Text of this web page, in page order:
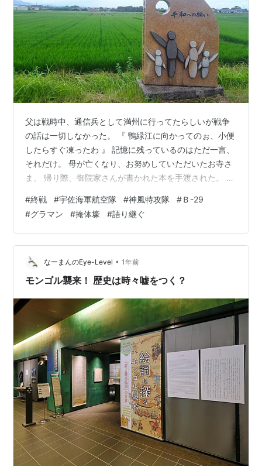
父は戦時中、通信兵として満州に行ってたらしいが戦争
の話は一切しなかった。 『 鴨緑江に向かってのぉ、小便
したらすぐ凍ったわ 』 記憶に残っているのはただ一言、
それだけ。 母が亡くなり、お努めしていただいたお寺さ
ま。 帰り際、御院家さんが書かれた本を手渡された。 『
しい 』 母も語り部になってほしいと誘われたが、断り続
けていた。 宇佐海軍航空隊の滑走路から、至近距離に母
の実家。 昭和20年3月から空襲が始まり、終戦8月まで
B29など爆撃機やく400機。 空爆は11回に及び、基地の
隊員や村人など500人以上が犠牲に。 ( 赤い印・庭に防
空壕があっ…
#終戦 #宇佐海軍航空隊 #神風特攻隊 #Ｂ-29
#グラマン #掩体壕 #語り継ぐ
なーまんのEye-Level • 1年前
モンゴル襲来！ 歴史は時々嘘をつく？